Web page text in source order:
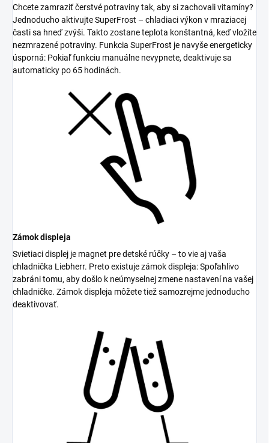
Chcete zamraziť čerstvé potraviny tak, aby si zachovali vitamíny?
Jednoducho aktivujte SuperFrost – chladiaci výkon v mraziacej
časti sa hneď zvýši. Takto zostane teplota konštantná, keď vložíte
nezmrazené potraviny. Funkcia SuperFrost je navyše energeticky
úsporná: Pokiaľ funkciu manuálne nevypnete, deaktivuje sa
automaticky po 65 hodinách.
Zámok displeja
Svietiaci displej je magnet pre detské rúčky – to vie aj vaša
chladnička Liebherr. Preto existuje zámok displeja: Spoľahlivo
zabráni tomu, aby došlo k neúmyselnej zmene nastavení na vašej
chladničke. Zámok displeja môžete tiež samozrejme jednoducho
deaktivovať.